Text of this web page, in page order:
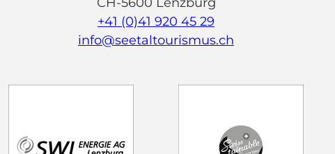
+41 (0)41 920 45 29
info@seetaltourismus.ch